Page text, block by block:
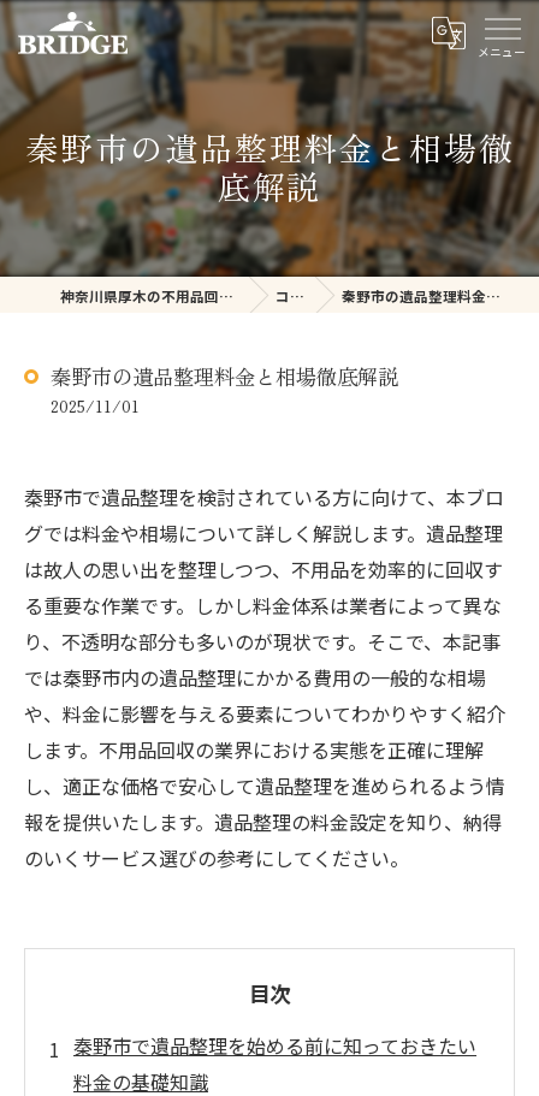
秦野市の遺品整理料金と相場徹
底解説
神奈川県厚木の不用品回収ならBRIDGE コラム 秦野市の遺品整理料金と相場徹底解説
秦野市の遺品整理料金と相場徹底解説
2025/11/01
秦野市で遺品整理を検討されている方に向けて、本ブロ
グでは料金や相場について詳しく解説します。遺品整理
は故人の思い出を整理しつつ、不用品を効率的に回収す
る重要な作業です。しかし料金体系は業者によって異な
り、不透明な部分も多いのが現状です。そこで、本記事
では秦野市内の遺品整理にかかる費用の一般的な相場
や、料金に影響を与える要素についてわかりやすく紹介
します。不用品回収の業界における実態を正確に理解
し、適正な価格で安心して遺品整理を進められるよう情
報を提供いたします。遺品整理の料金設定を知り、納得
のいくサービス選びの参考にしてください。
目次
秦野市で遺品整理を始める前に知っておきたい
料金の基礎知識